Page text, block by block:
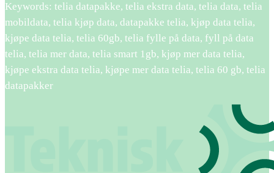
Keywords: telia datapakke, telia ekstra data, telia data, telia
mobildata, telia kjøp data, datapakke telia, kjøp data telia,
kjøpe data telia, telia 60gb, telia fylle på data, fyll på data
telia, telia mer data, telia smart 1gb, kjøp mer data telia,
kjøpe ekstra data telia, kjøpe mer data telia, telia 60 gb, telia
datapakker